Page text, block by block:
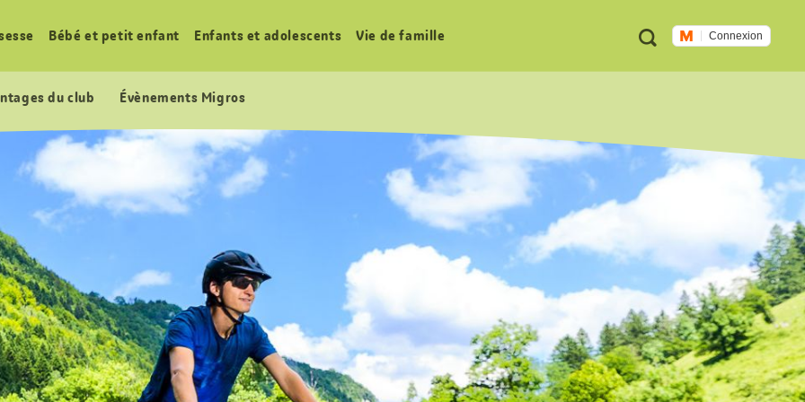
Métanavigation
RechercheConnexion
Bébé et petit enfant Enfants et adolescents Vie de famille
du club Évènements Migros